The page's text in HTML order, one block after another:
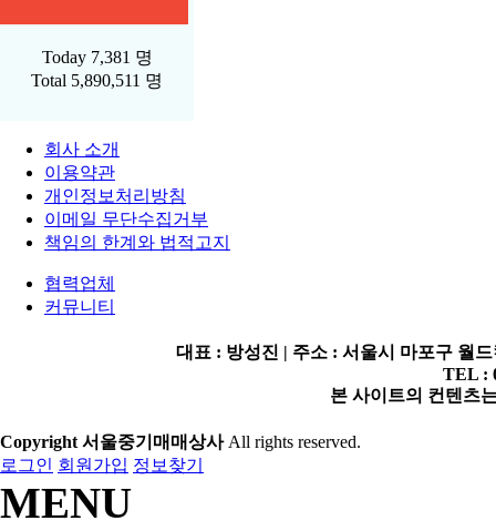
Today 7,381 명
Total 5,890,511 명
회사 소개
이용약관
개인정보처리방침
이메일 무단수집거부
책임의 한계와 법적고지
협력업체
커뮤니티
대표 : 방성진 | 주소 : 서울시 마포구 월
TEL :
본 사이트의 컨텐츠
Copyright 서울중기매매상사All rights reserved.
로그인 회원가입 정보찾기
MENU